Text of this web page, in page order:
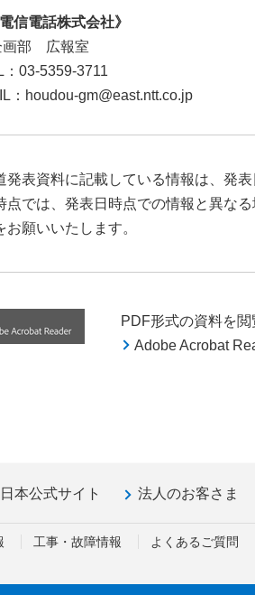
信電話株式会社》
画部 広報室
：03-5359-3711
：houdou-gm@east.ntt.co.jp
発表資料に記載している情報は、発
点では、発表日時点での情報と異な
お願いいたします。
PDF形式の資料を
Adobe Acrobat
本公式サイト 法人のお客さま
工事・故障情報 よくあるご質問